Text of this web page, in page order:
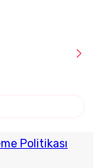
Politikası